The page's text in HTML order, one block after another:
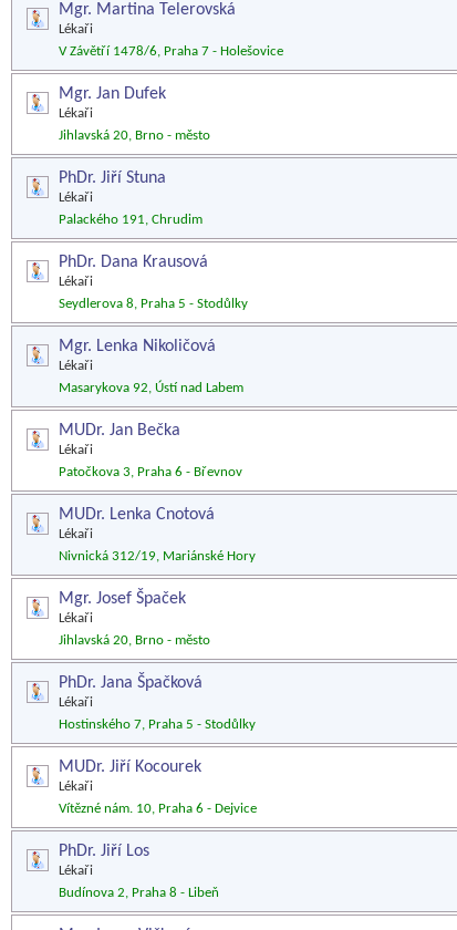
Mgr. Martina Telerovská
Lékaři
V Závětří 1478/6, Praha 7 - Holešovice
Mgr. Jan Dufek
Lékaři
Jihlavská 20, Brno - město
PhDr. Jiří Stuna
Lékaři
Palackého 191, Chrudim
PhDr. Dana Krausová
Lékaři
Seydlerova 8, Praha 5 - Stodůlky
Mgr. Lenka Nikoličová
Lékaři
Masarykova 92, Ústí nad Labem
MUDr. Jan Bečka
Lékaři
Patočkova 3, Praha 6 - Břevnov
MUDr. Lenka Cnotová
Lékaři
Nivnická 312/19, Mariánské Hory
Mgr. Josef Špaček
Lékaři
Jihlavská 20, Brno - město
PhDr. Jana Špačková
Lékaři
Hostinského 7, Praha 5 - Stodůlky
MUDr. Jiří Kocourek
Lékaři
Vítězné nám. 10, Praha 6 - Dejvice
PhDr. Jiří Los
Lékaři
Budínova 2, Praha 8 - Libeň